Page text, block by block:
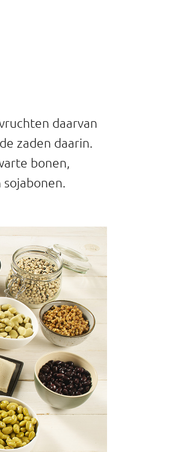
daarvan
zaden daarin.
bonen,